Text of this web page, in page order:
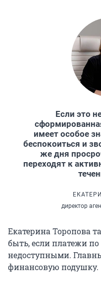
Если это
имеет особое
беспокоиться и
же дня
переходят к
директор
Екатерина Торопова
быть, если платежи по
недоступными.
финансовую подушку.